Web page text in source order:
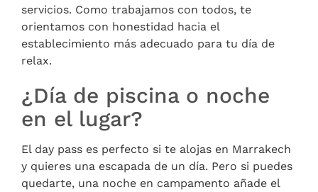
servicios. Como trabajamos con todos, te
orientamos con honestidad hacia el
establecimiento más adecuado para tu día de
relax.
¿Día de piscina o noche
en el lugar?
El day pass es perfecto si te alojas en Marrakech
y quieres una escapada de un día. Pero si puedes
quedarte, una noche en campamento añade el